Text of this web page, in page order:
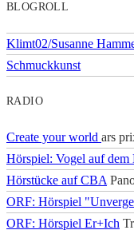
BLOGROLL
Klimt02/Susanne
Schmuckkunst
RADIO
Create your world ars
Hörspiel: Vogel auf
Hörstücke auf CBA
ORF: Hörspiel
ORF: Hörspiel Er+Ich